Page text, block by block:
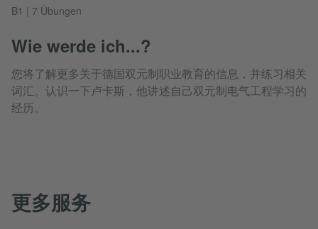
B1 | 7 Übungen
Wie werde ich...?
您将了解更多关于德国双元制职业教育的信息，并练习相关
词汇。认识一下卢卡斯，他讲述自己双元制电气工程学习的
经历。
更多服务